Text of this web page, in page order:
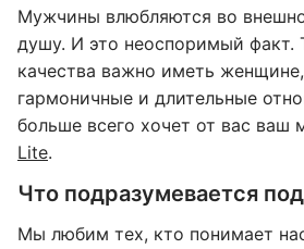
Мужчины влюбляются во
душу. И это неоспоримый факт.
качества важно иметь
гармоничные и длительные
больше всего хочет от вас ваш
Lite.
Что подразумевается
Мы любим тех, кто понимает